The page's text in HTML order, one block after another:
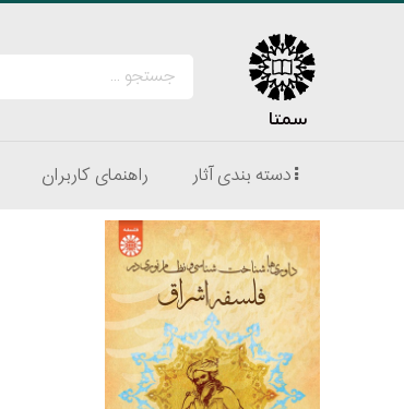
سمتا
دسته بندی آثار راهنمای کاربران